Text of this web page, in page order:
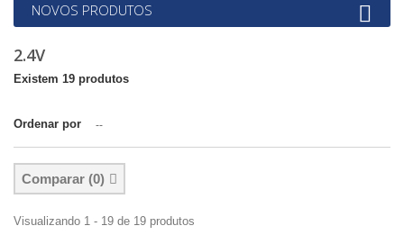
NOVOS PRODUTOS
2.4V
Existem 19 produtos
Ordenar por --
Comparar (0)
Visualizando 1 - 19 de 19 produtos